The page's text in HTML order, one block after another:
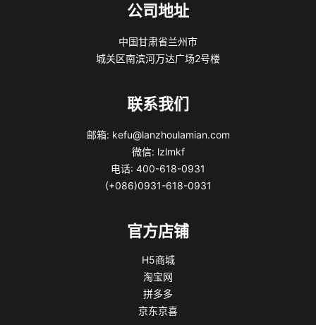
公司地址
中国甘肃省兰州市
城关区南滨河万达广场2号楼
联系我们
邮箱: kefu@lanzhoulamian.com
微信: lzlmkf
电话: 400-618-0931
(+086)0931-618-0931
官方店铺
H5商城
淘宝网
拼多多
京东京喜